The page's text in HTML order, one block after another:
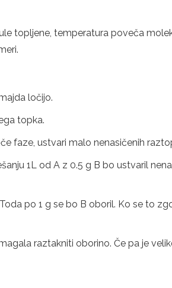
topljene, temperatura poveča
ločijo.
topka.
faze, ustvari malo nenasičenih
1L od A z 0.5 g B bo ustvaril
po 1 g se bo B oboril. Ko se to
raztakniti oborino. Če pa je